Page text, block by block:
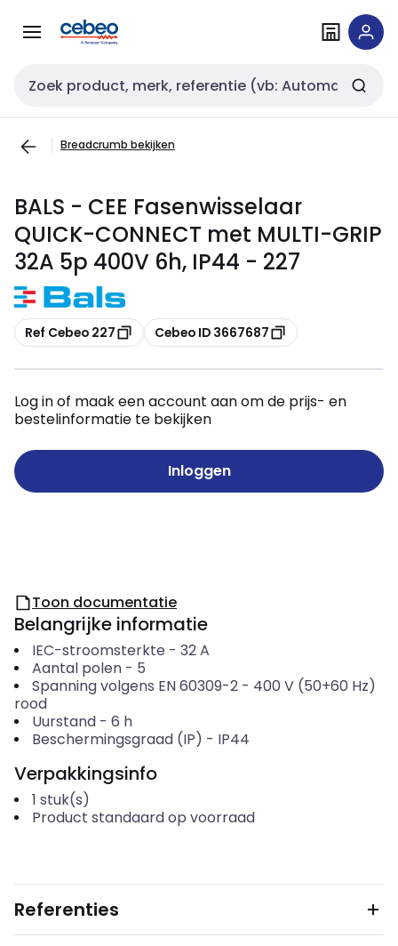
naar
naar
Zoekveld invoer
Breadcrumb bekijken
BALS - CEE Fasenwisselaar
QUICK-CONNECT met MULTI-GRIP
32A 5p 400V 6h, IP44 - 227
Kopiëren
Ref Cebeo 227 Kopiëren
Cebeo ID 3667687
Log in of maak een account aan om de prijs- en
bestelinformatie te bekijken
Inloggen
Toon documentatie
Belangrijke informatie
IEC-stroomsterkte - 32A
Aantal polen- 5
Spanning volgens EN 60309-2- 400 V (50+60 Hz)
rood
Uurstand- 6 h
Beschermingsgraad (IP) - IP44
Verpakkingsinfo
1 stuk(s)
Product standaard op voorraad
Referenties